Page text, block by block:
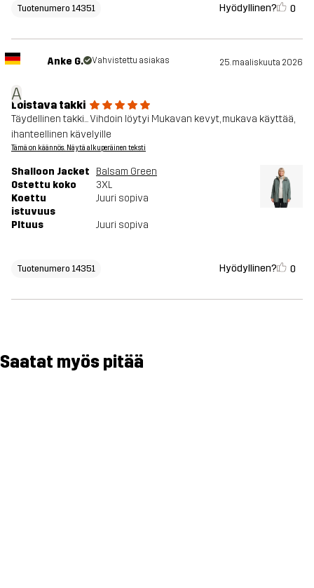
Tuotenumero 14351 Hyödyllinen? 0
A
Anke G. Vahvistettu asiakas 25. maaliskuuta 2026
Loistava takki
Täydellinen takki... Vihdoin löytyi Mukavan kevyt, mukava käyttää,
ihanteellinen kävelyille
Tämä on käännös. Näytä alkuperäinen teksti
Shalloon Jacket
Balsam Green
Ostettu koko
3XL
Koettu
istuvuus
Juuri sopiva
PItuus Juuri sopiva
Tuotenumero 14351 Hyödyllinen? 0
Saatat myös pitää